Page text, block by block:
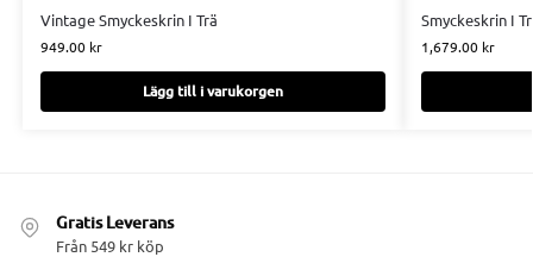
Vintage Smyckeskrin I Trä
949.00 kr
Lägg till i varukorgen
Smyckeskrin I
1,679.00 kr
Gratis Leverans
Från 549 kr köp